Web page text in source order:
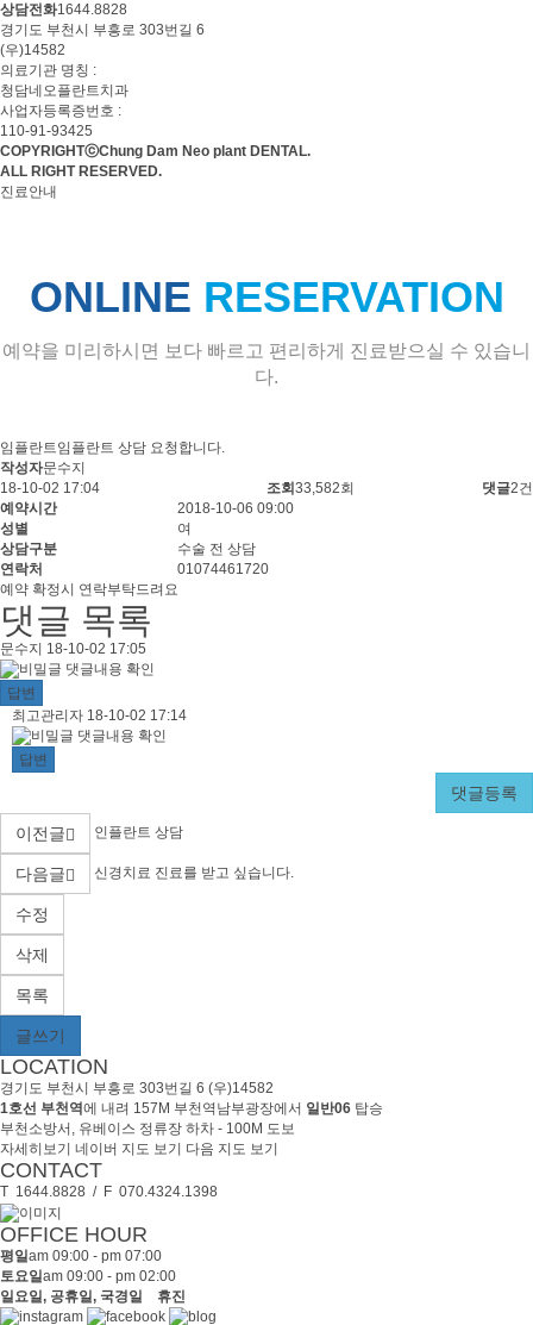
상담전화1644.8828
경기도 부천시 부흥로 303번길 6
(우)14582
의료기관 명칭 :
청담네오플란트치과
사업자등록증번호 :
110-91-93425
COPYRIGHTⓒChung Dam Neo plant DENTAL.
ALL RIGHT RESERVED.
진료안내
ONLINE RESERVATION
예약을 미리하시면 보다 빠르고 편리하게 진료받으실 수 있습니
다.
온
라
인
예
약
임플란트 임플란트 상담 요청합니다.
페
이
지
정
보
작성자문수지
작
성
일
18-10-02 17:04 조회33,582회 댓글2건
예
약
정
보
예약시간
2018-10-06 09:00
성별
여
상담구분
수술 전 상담
연락처
01074461720
관
련
링
크
본
문
예약 확정시 연락부탁드려요
댓글 목록
문
수
지
님
의
댓
글
문수지 작
성
18-10-02 17:05
댓글내용 확인
답변
최
고
관
리
자
님
의
댓
글
최고관리자 작
성
18-10-02 17:14
댓글내용 확인
답변
댓글등록
이전글 인플란트 상담
다음글 신경치료 진료를 받고 싶습니다.
수정
삭제
목록
글쓰기
LOCATION
경기도 부천시 부흥로 303번길 6 (우)14582
1호선 부천역에 내려 157M 부천역남부광장에서 일반06 탑승
부천소방서, 유베이스 정류장 하차 - 100M 도보
자세히보기 네이버 지도 보기 다음 지도 보기
CONTACT
T 1644.8828 / F 070.4324.1398
OFFICE HOUR
평일am 09:00 - pm 07:00
토요일am 09:00 - pm 02:00
일요일, 공휴일, 국경일 휴진